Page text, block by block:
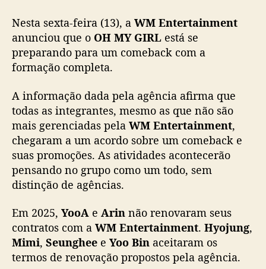
c
o
m
a
c
o
m
f
m
a
ã
o
Nesta sexta-feira (13), a WM Entertainment
anunciou que o OH MY GIRL está se
preparando para um comeback com a
formação completa.
A informação dada pela agência afirma que
todas as integrantes, mesmo as que não são
mais gerenciadas pela WM Entertainment,
chegaram a um acordo sobre um comeback e
suas promoções. As atividades acontecerão
pensando no grupo como um todo, sem
distinção de agências.
Em 2025, YooA e Arin não renovaram seus
contratos com a WM Entertainment. Hyojung,
Mimi, Seunghee e Yoo Bin aceitaram os
termos de renovação propostos pela agência.